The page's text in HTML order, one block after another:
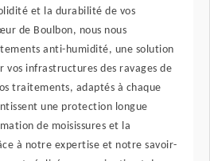
et la durabilité de vos
de Boulbon, nous nous
anti-humidité, une solution
vos infrastructures des ravages de
traitements, adaptés à chaque
une protection longue
de moisissures et la
à notre expertise et notre savoir-